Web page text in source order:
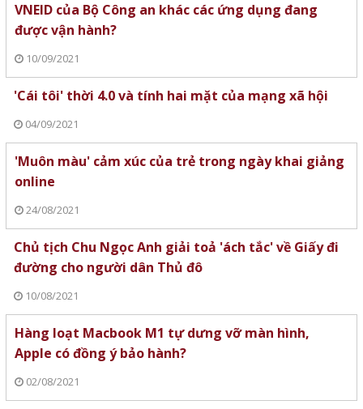
VNEID của Bộ Công an khác các ứng dụng đang
được vận hành?
10/09/2021
'Cái tôi' thời 4.0 và tính hai mặt của mạng xã hội
04/09/2021
'Muôn màu' cảm xúc của trẻ trong ngày khai giảng
online
24/08/2021
Chủ tịch Chu Ngọc Anh giải toả 'ách tắc' về Giấy đi
đường cho người dân Thủ đô
10/08/2021
Hàng loạt Macbook M1 tự dưng vỡ màn hình,
Apple có đồng ý bảo hành?
02/08/2021